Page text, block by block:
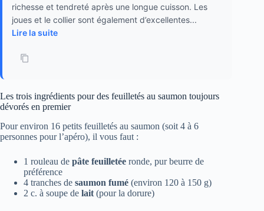
richesse et tendreté après une longue cuisson. Les
joues et le collier sont également d’excellentes...
Lire la suite
Les trois ingrédients pour des feuilletés au saumon toujours
dévorés en premier
Pour environ 16 petits feuilletés au saumon (soit 4 à 6
personnes pour l’apéro), il vous faut :
1 rouleau de pâte feuilletée ronde, pur beurre de
préférence
4 tranches de saumon fumé (environ 120 à 150 g)
2 c. à soupe de lait (pour la dorure)